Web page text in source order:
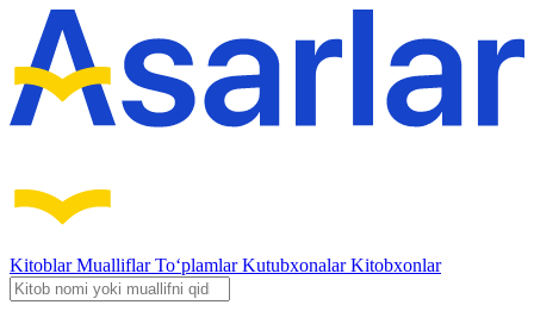
KitoblarMualliflarTo‘plamlarKutubxonalarKitobxonlar